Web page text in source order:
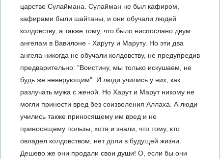
царстве Сулаймана. Сулайман не был кафиром,
кафирами были шайтаны, и они обучали людей
колдовству, а также тому, что было ниспослано двум
ангелам в Вавилоне - Харуту и Маруту. Но эти два
ангела никогда не обучали колдовству, не предупредив
предварительно: "Воистину, мы только искушаем, не
будь же неверующим". И люди учились у них, как
разлучать мужа с женой. Но Харут и Марут никому не
могли принести вред без соизволения Аллаха. А люди
учились также приносящему им вред и не
приносящему пользы, хотя и знали, что тому, кто
овладел колдовством, нет доли в будущей жизни.
Дешево же они продали свои души! О, если бы они